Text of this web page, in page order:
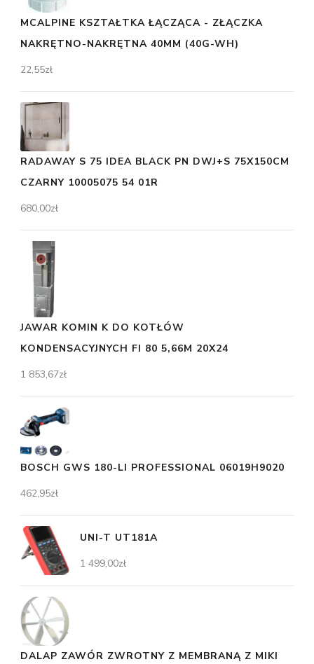
MCALPINE KSZTAŁTKA ŁĄCZĄCA - ZŁĄCZKA
NAKRĘTNO-NAKRĘTNA 40MM (40G-WH)
22,55zł
RADAWAY S 75 IDEA BLACK PN DWJ+S 75X150CM
CZARNY 10005075 54 01R
680,00zł
JAWAR KOMIN K DO KOTŁÓW
KONDENSACYJNYCH FI 80 5,66M 20X24
1 853,67zł
BOSCH GWS 180-LI PROFESSIONAL 06019H9020
462,95zł
UNI-T UT181A
1 499,00zł
DALAP ZAWÓR ZWROTNY Z MEMBRANĄ Z MIKI